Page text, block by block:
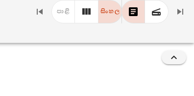
පාළි සිංහල